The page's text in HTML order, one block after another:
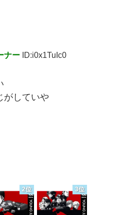
ナー ID:i0x1TuIc0
がしていや
2位 3位